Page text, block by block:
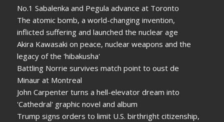
No.1 Sabalenka and Pegula advance at Toronto
The atomic bomb, a world-changing invention,
inflicted suffering and launched the nuclear age
Akira Kawasaki on peace, nuclear weapons and the
legacy of the 'hibakusha'
Battling Norrie survives match point to oust de
Minaur at Montreal
John Carpenter turns a hell-elevator dream into
'Cathedral' graphic novel and album
Trump signs orders to limit U.S. birthright citizenship,